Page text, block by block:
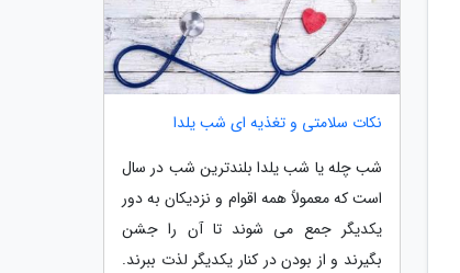
نکات سلامتی و تغذیه ای شب یلدا
شب چله یا شب یلدا بلندترین شب در سال
است که معمولاً همه اقوام و نزدیکان به دور
یکدیگر جمع می شوند تا آن را جشن
بگیرند و از بودن در کنار یکدیگر لذت ببرند.